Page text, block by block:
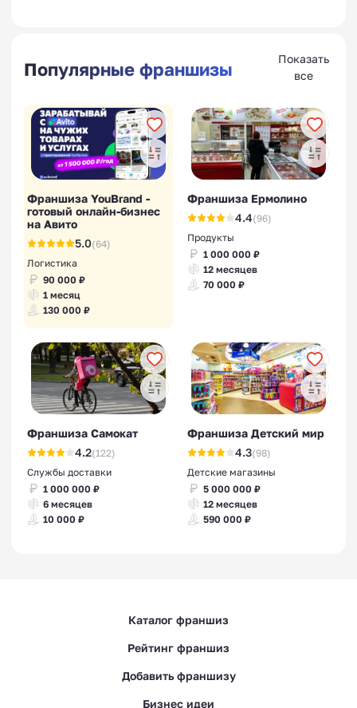
Популярные франшизы
Показать
все
Франшиза YouBrand -
готовый онлайн-бизнес
на Авито
5.0(64)
Логистика
90 000 ₽
1 месяц
130 000 ₽
Франшиза Ермолино
4.4(96)
Продукты
1 000 000 ₽
12 месяцев
70 000 ₽
Франшиза Самокат
4.2(122)
Службы доставки
1 000 000 ₽
6 месяцев
10 000 ₽
Франшиза Детский мир
4.3(98)
Детские магазины
5 000 000 ₽
12 месяцев
590 000 ₽
Каталог франшиз
Рейтинг франшиз
Добавить франшизу
Бизнес идеи